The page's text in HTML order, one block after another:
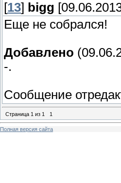
[13] bigg
Еще не собрался!
Добавлено
-.
Сообщение
Страница 1 из 1 1
Полная версия сайта